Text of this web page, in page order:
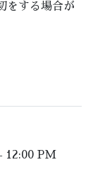
をする場合が
12:00 PM